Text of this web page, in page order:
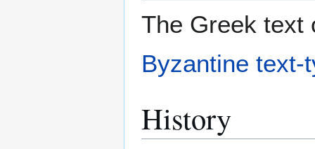
The Greek text
Byzantine text-
History